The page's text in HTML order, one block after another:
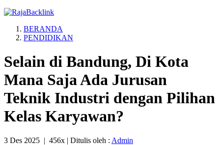
BERANDA
PENDIDIKAN
Selain di Bandung, Di Kota
Mana Saja Ada Jurusan
Teknik Industri dengan Pilihan
Kelas Karyawan?
3 Des 2025 | 456x | Ditulis oleh : Admin